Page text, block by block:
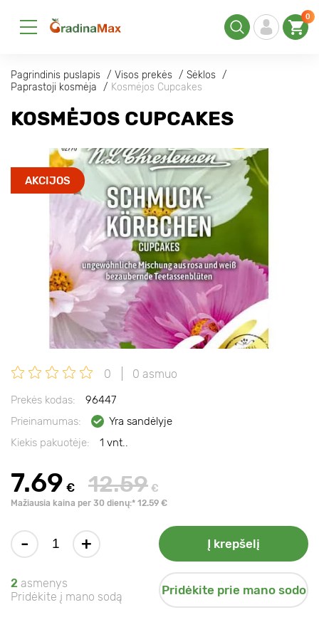
0
Pagrindinis puslapis Visos prekės
Sėklos
Paprastoji kosmėja
Kosmėjos Cupcakes
KOSMĖJOS CUPCAKES
AKCIJOS
0 0 asmuo
Prekės kodas:
96447
Prieinamumas:
Yra sandėlyje
Kiekis pakuotėje:
1 vnt..
7.69 € 12.59 €
Mažiausia kaina per 30 dienų:* 12.59 €
- + Į krepšelį
2 asmenys
Pridėkite į mano sodą
Pridėkite prie mano sodo